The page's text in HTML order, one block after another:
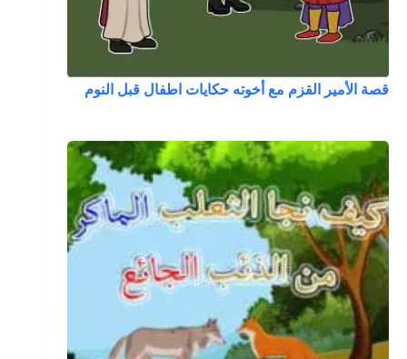
قصة الأمير القزم مع أخوته حكايات اطفال قبل النوم